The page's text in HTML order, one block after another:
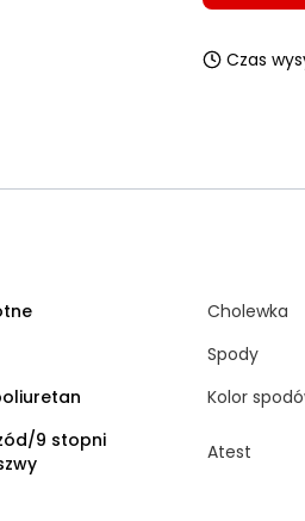
Czas
Cholewka
Spody
Kolor
9 stopni
Atest